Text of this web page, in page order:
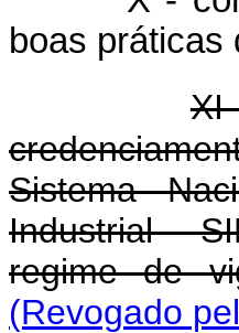
boas práticas
XI
Sistema
Industrial -
regime de
(Revogado